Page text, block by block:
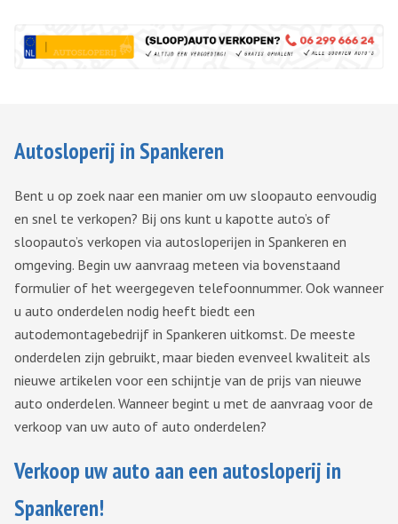
Autosloperij in Spankeren
Bent u op zoek naar een manier om uw sloopauto eenvoudig
en snel te verkopen? Bij ons kunt u kapotte auto’s of
sloopauto’s verkopen via autosloperijen in Spankeren en
omgeving. Begin uw aanvraag meteen via bovenstaand
formulier of het weergegeven telefoonnummer. Ook wanneer
u auto onderdelen nodig heeft biedt een
autodemontagebedrijf in Spankeren uitkomst. De meeste
onderdelen zijn gebruikt, maar bieden evenveel kwaliteit als
nieuwe artikelen voor een schijntje van de prijs van nieuwe
auto onderdelen. Wanneer begint u met de aanvraag voor de
verkoop van uw auto of auto onderdelen?
Verkoop uw auto aan een autosloperij in
Spankeren!